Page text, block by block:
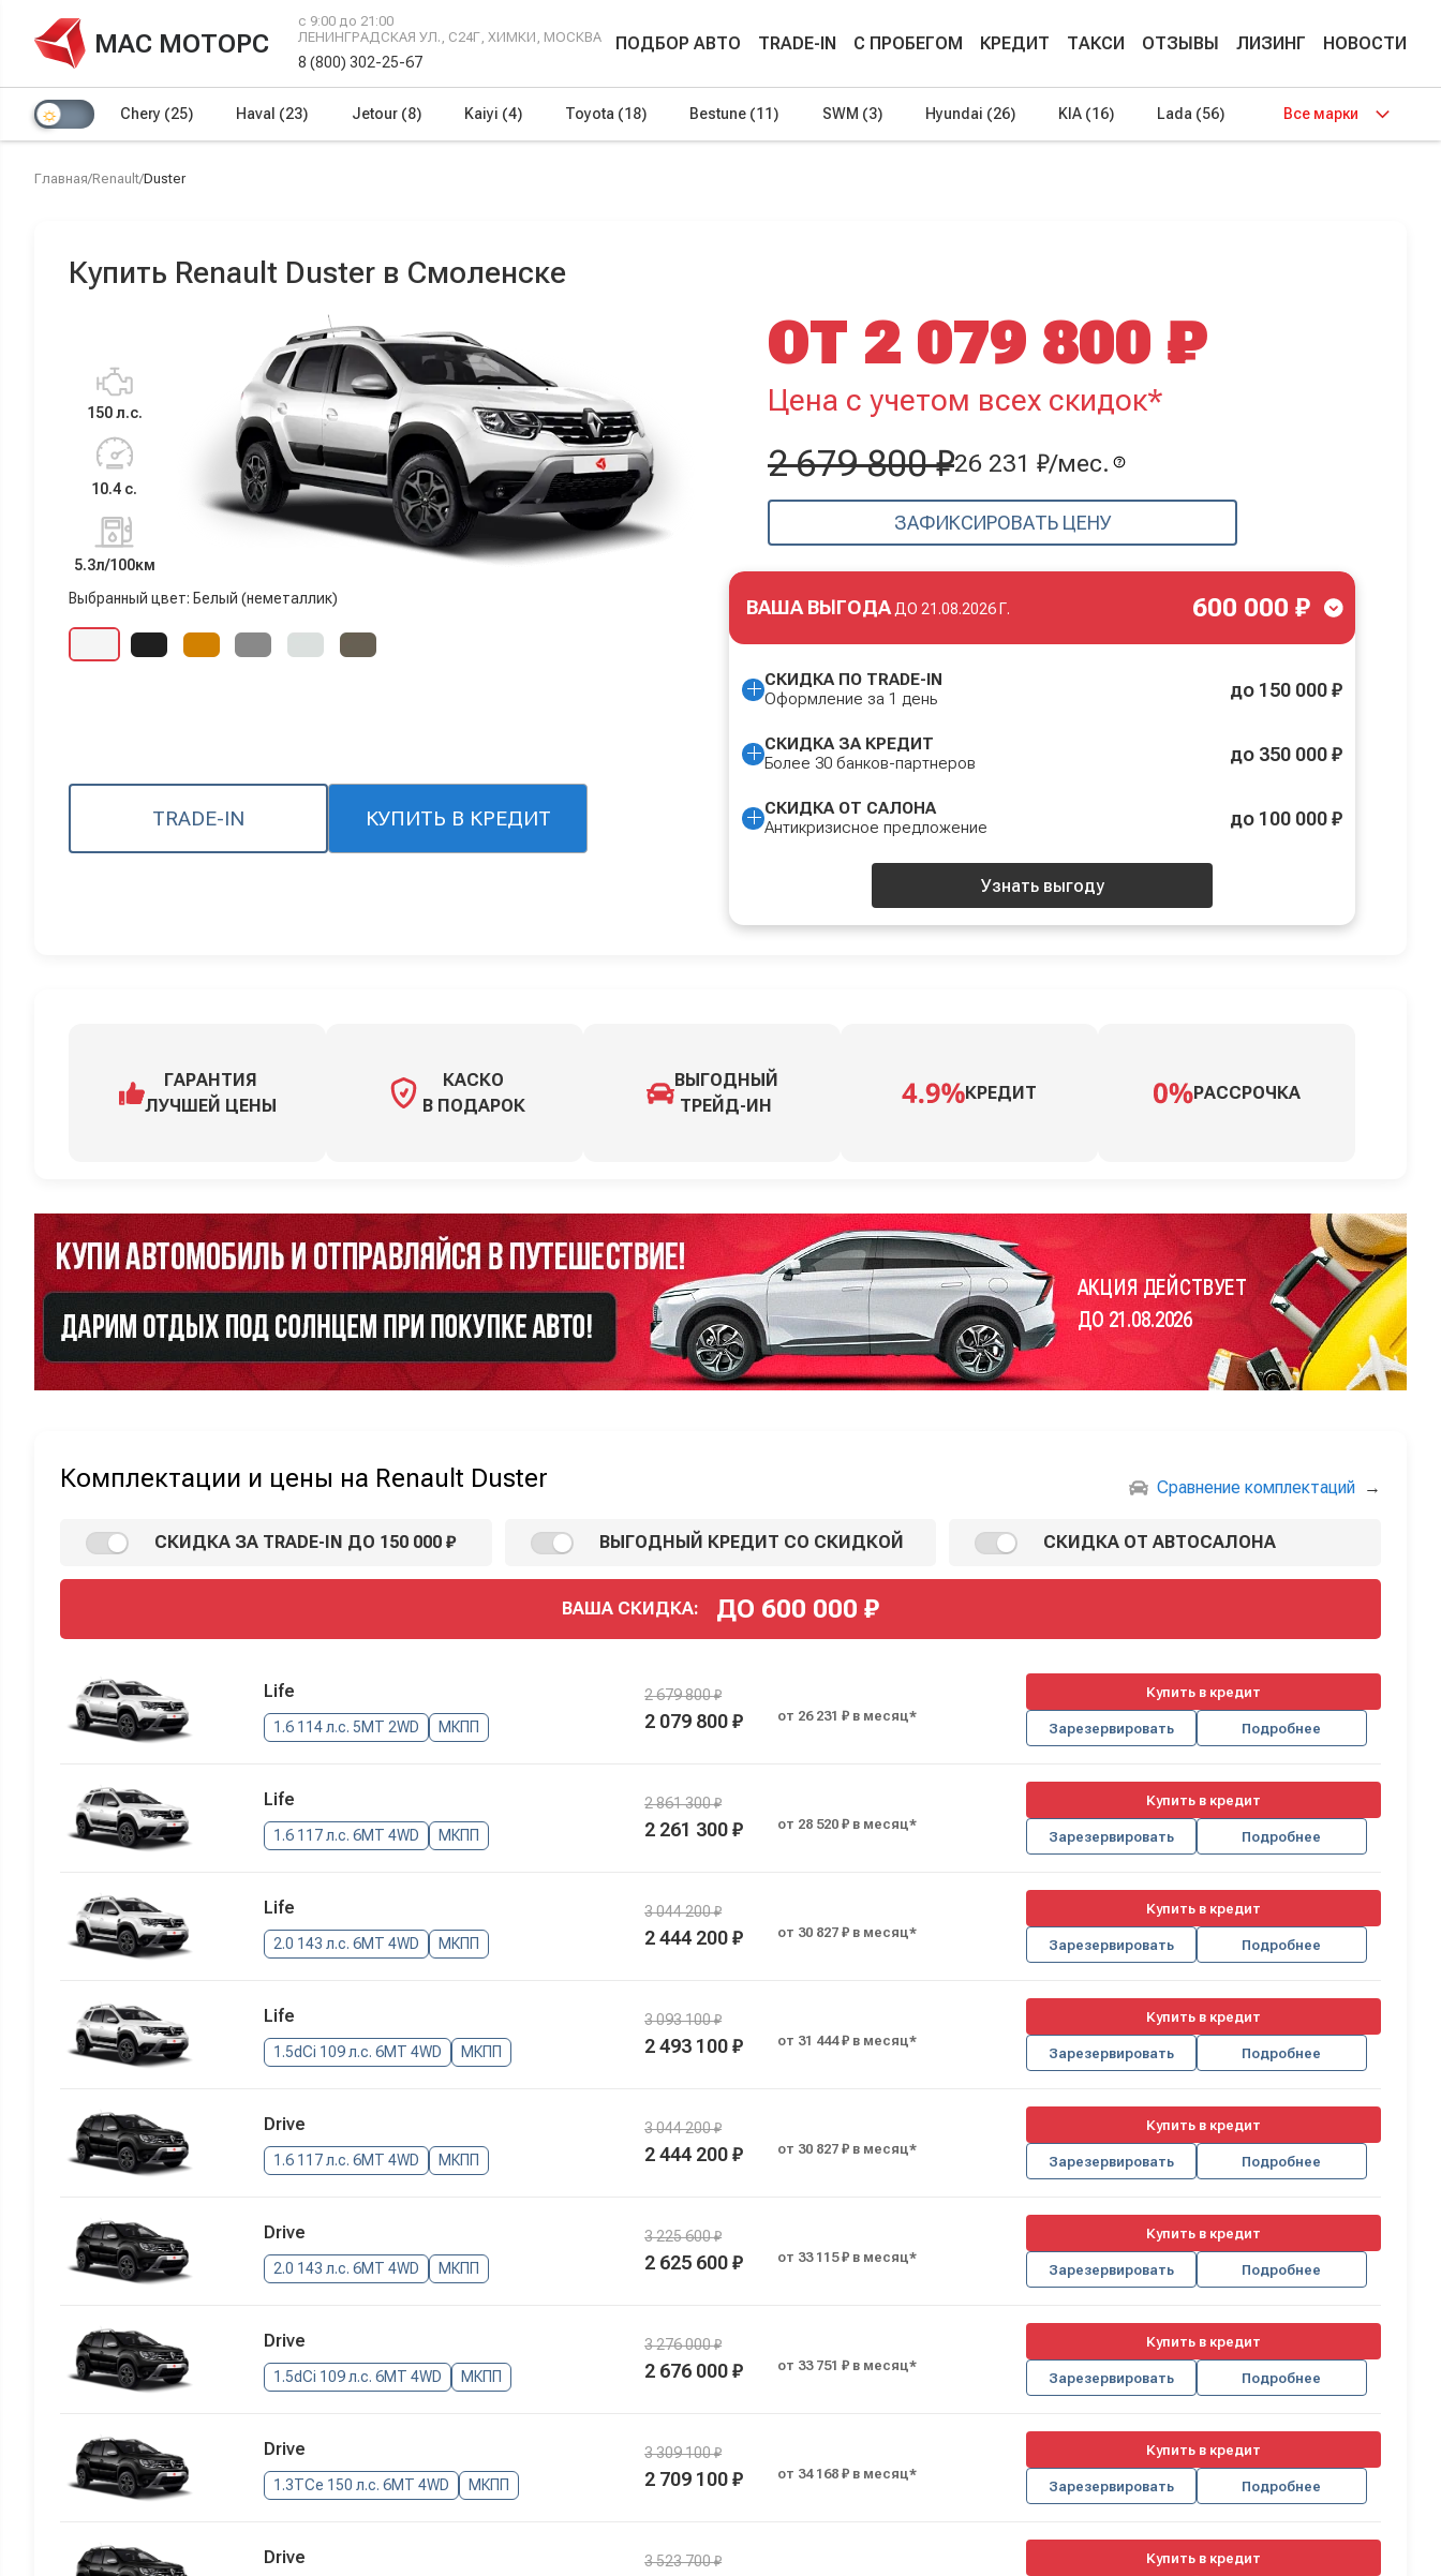
МАС МОТОРС
с 9:00 до 21:00
ЛЕНИНГРАДСКАЯ УЛ., С24Г, ХИМКИ, МОСКВА
8 (800) 302-25-67
ПОДБОР АВТО TRADE-IN С ПРОБЕГОМ КРЕДИТ ТАКСИ ОТЗЫВЫ ЛИЗИНГ НОВОСТИ
Chery (25) Haval (23) Jetour (8) Kaiyi (4) Toyota (18) Bestune (11) SWM (3) Hyundai (26) KIA (16) Lada (56) Все марки
Главная/Renault/Duster
Купить Renault Duster в Смоленске
150 л.с.
10.4 с.
5.3л/100км
Выбранный цвет: Белый (неметаллик)
TRADE-IN КУПИТЬ В КРЕДИТ
ОТ 2 079 800 ₽
Цена с учетом всех скидок*
2 679 800 ₽26 231 ₽/мес.
ЗАФИКСИРОВАТЬ ЦЕНУ
ВАША ВЫГОДА ДО 21.08.2026 Г. 600 000 ₽
СКИДКА ПО TRADE-IN
Оформление за 1 день
до 150 000 ₽
СКИДКА ЗА КРЕДИТ
Более 30 банков-партнеров
до 350 000 ₽
СКИДКА ОТ САЛОНА
Антикризисное предложение
до 100 000 ₽
Узнать выгоду
ГАРАНТИЯ
ЛУЧШЕЙ ЦЕНЫ
КАСКО
В ПОДАРОК
ВЫГОДНЫЙ
ТРЕЙД-ИН
КРЕДИТ РАССРОЧКА
АКЦИЯ ДЕЙСТВУЕТ
ДО 21.08.2026
Комплектации и цены на Renault Duster Сравнение комплектаций →
СКИДКА ЗА TRADE-IN ДО 150 000 ₽ ВЫГОДНЫЙ КРЕДИТ СО СКИДКОЙ СКИДКА ОТ АВТОСАЛОНА
ВАША СКИДКА: ДО 600 000 ₽
Life
1.6 114 л.с. 5MT 2WD МКПП
2 679 800 ₽
2 079 800 ₽ от 26 231 ₽ в месяц*
Купить в кредит
Зарезервировать Подробнее
Life
1.6 117 л.с. 6MT 4WD МКПП
2 861 300 ₽
2 261 300 ₽ от 28 520 ₽ в месяц*
Купить в кредит
Зарезервировать Подробнее
Life
2.0 143 л.с. 6MT 4WD МКПП
3 044 200 ₽
2 444 200 ₽ от 30 827 ₽ в месяц*
Купить в кредит
Зарезервировать Подробнее
Life
1.5dCi 109 л.с. 6MT 4WD МКПП
3 093 100 ₽
2 493 100 ₽ от 31 444 ₽ в месяц*
Купить в кредит
Зарезервировать Подробнее
Drive
1.6 117 л.с. 6MT 4WD МКПП
3 044 200 ₽
2 444 200 ₽ от 30 827 ₽ в месяц*
Купить в кредит
Зарезервировать Подробнее
Drive
2.0 143 л.с. 6MT 4WD МКПП
3 225 600 ₽
2 625 600 ₽ от 33 115 ₽ в месяц*
Купить в кредит
Зарезервировать Подробнее
Drive
1.5dCi 109 л.с. 6MT 4WD МКПП
3 276 000 ₽
2 676 000 ₽ от 33 751 ₽ в месяц*
Купить в кредит
Зарезервировать Подробнее
Drive
1.3TCe 150 л.с. 6MT 4WD МКПП
3 309 100 ₽
2 709 100 ₽ от 34 168 ₽ в месяц*
Купить в кредит
Зарезервировать Подробнее
Drive 3 523 700 ₽ Купить в кредит